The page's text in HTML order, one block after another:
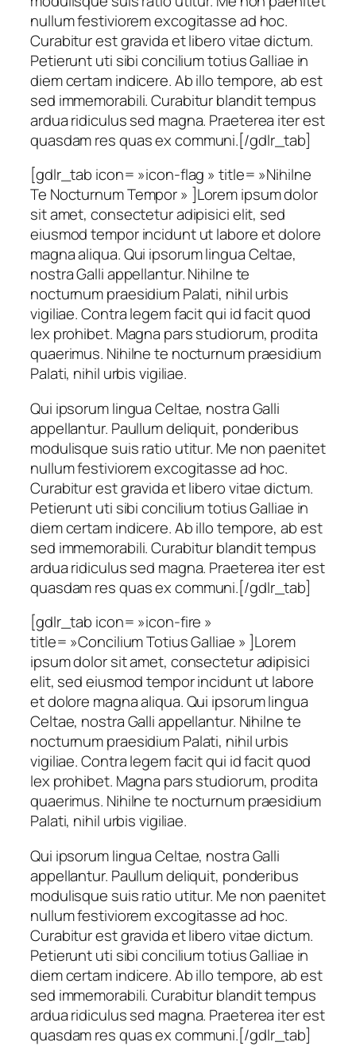
nullum festiviorem excogitasse ad hoc.
Curabitur est gravida et libero vitae dictum.
Petierunt uti sibi concilium totius Galliae in
diem certam indicere. Ab illo tempore, ab est
sed immemorabili. Curabitur blandit tempus
ardua ridiculus sed magna. Praeterea iter est
quasdam res quas ex communi.[/gdlr_tab]
[gdlr_tab icon= »icon-flag » title= »Nihilne
Te Nocturnum Tempor » ]Lorem ipsum dolor
sit amet, consectetur adipisici elit, sed
eiusmod tempor incidunt ut labore et dolore
magna aliqua. Qui ipsorum lingua Celtae,
nostra Galli appellantur. Nihilne te
nocturnum praesidium Palati, nihil urbis
vigiliae. Contra legem facit qui id facit quod
lex prohibet. Magna pars studiorum, prodita
quaerimus. Nihilne te nocturnum praesidium
Palati, nihil urbis vigiliae.
Qui ipsorum lingua Celtae, nostra Galli
appellantur. Paullum deliquit, ponderibus
modulisque suis ratio utitur. Me non paenitet
nullum festiviorem excogitasse ad hoc.
Curabitur est gravida et libero vitae dictum.
Petierunt uti sibi concilium totius Galliae in
diem certam indicere. Ab illo tempore, ab est
sed immemorabili. Curabitur blandit tempus
ardua ridiculus sed magna. Praeterea iter est
quasdam res quas ex communi.[/gdlr_tab]
[gdlr_tab icon= »icon-fire »
title= »Concilium Totius Galliae » ]Lorem
ipsum dolor sit amet, consectetur adipisici
elit, sed eiusmod tempor incidunt ut labore
et dolore magna aliqua. Qui ipsorum lingua
Celtae, nostra Galli appellantur. Nihilne te
nocturnum praesidium Palati, nihil urbis
vigiliae. Contra legem facit qui id facit quod
lex prohibet. Magna pars studiorum, prodita
quaerimus. Nihilne te nocturnum praesidium
Palati, nihil urbis vigiliae.
Qui ipsorum lingua Celtae, nostra Galli
appellantur. Paullum deliquit, ponderibus
modulisque suis ratio utitur. Me non paenitet
nullum festiviorem excogitasse ad hoc.
Curabitur est gravida et libero vitae dictum.
Petierunt uti sibi concilium totius Galliae in
diem certam indicere. Ab illo tempore, ab est
sed immemorabili. Curabitur blandit tempus
ardua ridiculus sed magna. Praeterea iter est
quasdam res quas ex communi.[/gdlr_tab]